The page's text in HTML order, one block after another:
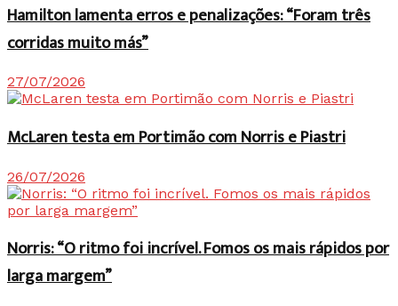
Hamilton lamenta erros e penalizações: “Foram três
corridas muito más”
27/07/2026
McLaren testa em Portimão com Norris e Piastri
26/07/2026
Norris: “O ritmo foi incrível. Fomos os mais rápidos por
larga margem”